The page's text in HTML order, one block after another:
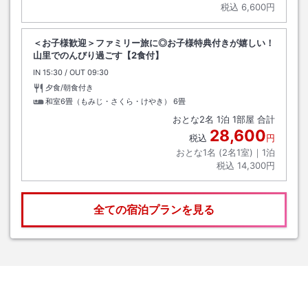
税込 6,600円
＜お子様歓迎＞ファミリー旅に◎お子様特典付きが嬉しい！
山里でのんびり過ごす【2食付】
IN チェックイン
15:30 / OUT チェックアウト
09:30
夕食/朝食付き
和室6畳（もみじ・さくら・けやき）
6畳
おとな2名 1泊 1部屋 合計
税込 28,600円
おとな1名 (2名1室)｜ 1泊
税込 14,300円
全ての宿泊プランを見る